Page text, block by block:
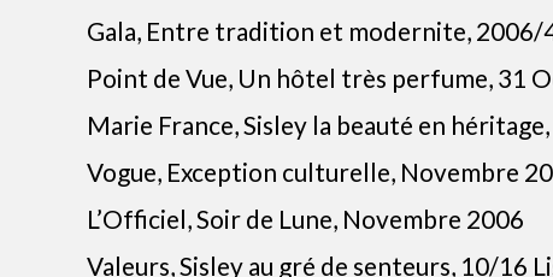
Gala, Entre tradition et modernite, 2006/
Point de Vue, Un hôtel très perfume, 31
Marie France, Sisley la beauté en
Vogue, Exception culturelle, Novembre
L’Officiel, Soir de Lune, Novembre 2006
Valeurs, Sisley au gré de senteurs, 10/16